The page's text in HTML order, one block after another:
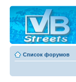
Список форумов